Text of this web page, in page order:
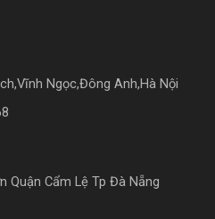
Ngọc,Đông Anh,Hà Nội
Quận Cẩm Lệ Tp Đà Nẵng